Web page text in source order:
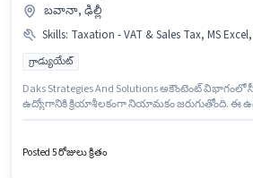
బవానా, ఢిల్లీ
Skills: Taxation - VAT & Sales Tax, MS Excel, Audit, TDS, GST, Tally, Book
గ్రాడ్యుయేట్
Daks Strategies And Solutions అకౌంటెంట్
ఉద్యోగానికి క్రియాశీలకంగా నియామకం జరుగుతోంది. ఈ
Tally, Taxation - VAT & Sales Tax, TDS వంటి
దరఖాస్తుదారులు కనీసం గ్రాడ్యుయేట్ డిగ్రీ లేదా
Posted 5 రోజులు క్రితం